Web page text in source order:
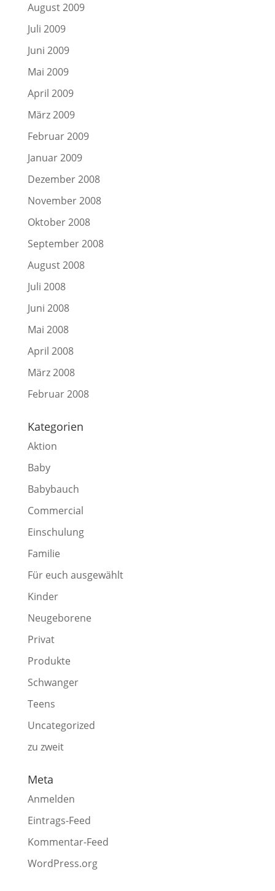
August 2009
Juli 2009
Juni 2009
Mai 2009
April 2009
März 2009
Februar 2009
Januar 2009
Dezember 2008
November 2008
Oktober 2008
September 2008
August 2008
Juli 2008
Juni 2008
Mai 2008
April 2008
März 2008
Februar 2008
Kategorien
Aktion
Baby
Babybauch
Commercial
Einschulung
Familie
Für euch ausgewählt
Kinder
Neugeborene
Privat
Produkte
Schwanger
Teens
Uncategorized
zu zweit
Meta
Anmelden
Eintrags-Feed
Kommentar-Feed
WordPress.org